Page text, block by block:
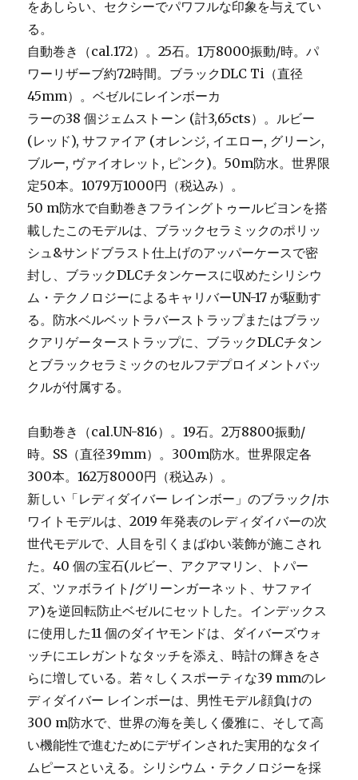
をあしらい、セクシーでパワフルな印象を与えてい
る。
自動巻き（cal.172）。25石。1万8000振動/時。パ
ワーリザーブ約72時間。ブラックDLC Ti（直径
45mm）。ベゼルにレインボーカ
ラーの38 個ジェムストーン (計3,65cts）。ルビー
(レッド), サファイア (オレンジ, イエロー, グリーン,
ブルー, ヴァイオレット, ピンク)。50m防水。世界限
定50本。1079万1000円（税込み）。
50 m防水で自動巻きフライングトゥールビヨンを搭
載したこのモデルは、ブラックセラミックのポリッ
シュ&サンドブラスト仕上げのアッパーケースで密
封し、ブラックDLCチタンケースに収めたシリシウ
ム・テクノロジーによるキャリバーUN-17 が駆動す
る。防水ベルベットラバーストラップまたはブラッ
クアリゲーターストラップに、ブラックDLCチタン
とブラックセラミックのセルフデプロイメントバッ
クルが付属する。
自動巻き（cal.UN-816）。19石。2万8800振動/
時。SS（直径39mm）。300m防水。世界限定各
300本。162万8000円（税込み）。
新しい「レディダイバー レインボー」のブラック/ホ
ワイトモデルは、2019 年発表のレディダイバーの次
世代モデルで、人目を引くまばゆい装飾が施こされ
た。40 個の宝石(ルビー、アクアマリン、トパー
ズ、ツァボライト/グリーンガーネット、サファイ
ア)を逆回転防止ベゼルにセットした。インデックス
に使用した11 個のダイヤモンドは、ダイバーズウォ
ッチにエレガントなタッチを添え、時計の輝きをさ
らに増している。若々しくスポーティな39 mmのレ
ディダイバー レインボーは、男性モデル顔負けの
300 m防水で、世界の海を美しく優雅に、そして高
い機能性で進むためにデザインされた実用的なタイ
ムピースといえる。シリシウム・テクノロジーを採